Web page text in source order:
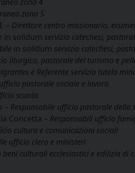
zona 5
– Direttore centro missionario,
in solidum servizio catechesi,
in solidum servizio catechesi,
liturgico, pastorale del turismo e
e Referente servizio tutela
pastorale sociale e lavoro
scuola
– Responsabile ufficio pastorale della
Concetta – Responsabili ufficio
cultura e comunicazioni sociali
ufficio clero e ministeri
culturali ecclesiastici e edilizia di